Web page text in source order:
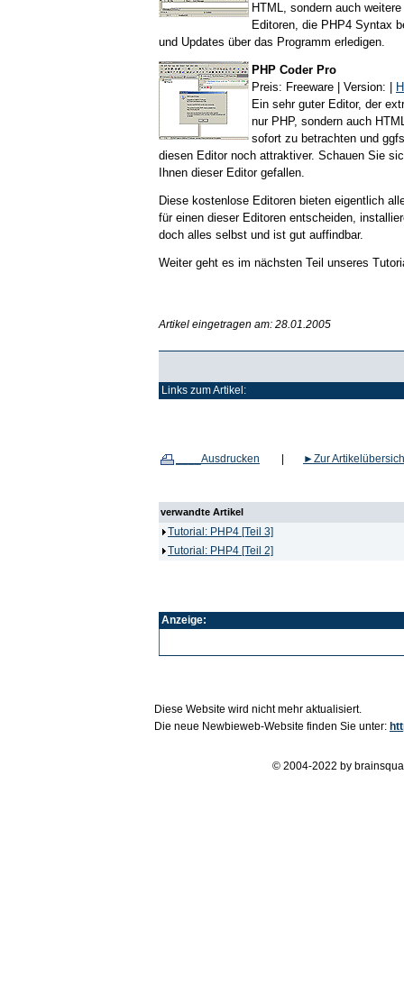
HTML, sondern auch
Editoren, die PHP4 Syntax
und Updates über das Programm erledigen.
PHP Coder Pro
Preis: Freeware | Version: |
Ein sehr guter Editor, der
nur PHP, sondern auch
sofort zu betrachten und
diesen Editor noch attraktiver. Schauen Sie
Ihnen dieser Editor gefallen.
Diese kostenlose Editoren bieten eigentlich
für einen dieser Editoren entscheiden,
doch alles selbst und ist gut auffindbar.
Weiter geht es im nächsten Teil unseres
Artikel eingetragen am: 28.01.2005
Links zum Artikel:
____Ausdrucken ►Zur
verwandte Artikel
Tutorial: PHP4 [Teil 3]
Tutorial: PHP4 [Teil 2]
Anzeige:
Diese Website wird nicht mehr aktualisiert.
Die neue Newbieweb-Website finden Sie unter:
© 2004-2022 by